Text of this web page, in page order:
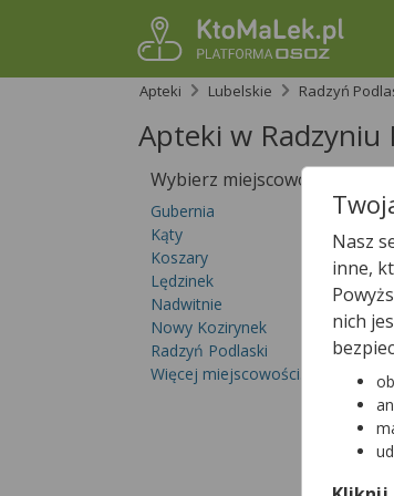
Apteki
Lubelskie Radzyń
Apteki w Radzyniu
Wybierz miejscowość
Gubernia
Kąty
Koszary
Lędzinek
Nadwitnie
Nowy Kozirynek
Radzyń Podlaski
Więcej miejscowości...
Nasz
inne,
nich